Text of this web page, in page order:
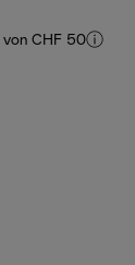
von CHF 50